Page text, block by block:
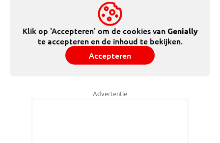
Klik op 'Accepteren' om de cookies vanGenially
te accepteren en de inhoud te bekijken.
Accepteren
Advertentie